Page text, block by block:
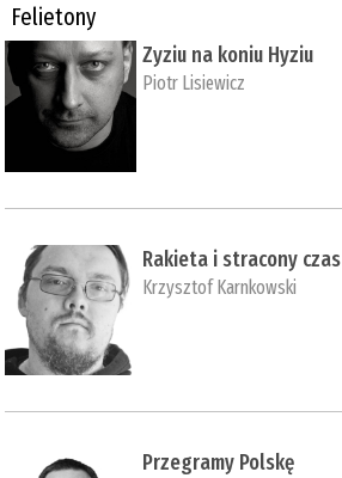
Felietony
Zyziu na koniu Hyziu
Piotr Lisiewicz
Rakieta i stracony czas
Krzysztof Karnkowski
Przegramy Polskę